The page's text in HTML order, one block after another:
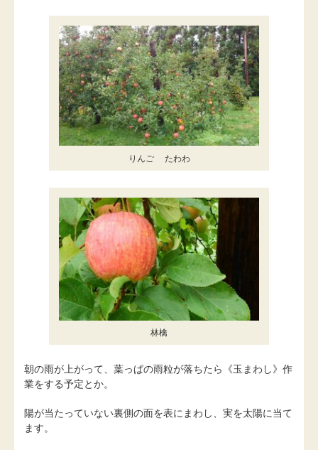
りんご たわわ
林檎
朝の雨が上がって、葉っぱの雨粒が落ちたら《玉まわし》作
業をする予定とか。
陽が当たっていない裏側の面を表にまわし、実を太陽に当て
ます。